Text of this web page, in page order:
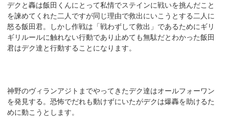
デクと轟は飯田くんにとって私情でステインに戦いを挑んだこと
を諫めてくれた二人ですが同じ理由で救出にいこうとする二人に
怒る飯田君。しかし作戦は「戦わずして救出」であるためにギリ
ギリルールに触れない行動であり止めても無駄だとわかった飯田
君はデク達と行動することになります。
神野のヴィランアジトまでやってきたデク達はオールフォーワン
を発見する。恐怖でだれも動けずにいたがデクは爆轟を助けるた
めに動こうとします。